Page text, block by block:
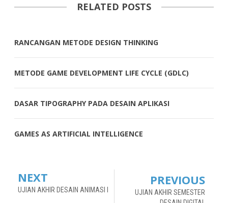
RELATED POSTS
RANCANGAN METODE DESIGN THINKING
METODE GAME DEVELOPMENT LIFE CYCLE (GDLC)
DASAR TIPOGRAPHY PADA DESAIN APLIKASI
GAMES AS ARTIFICIAL INTELLIGENCE
NEXT
UJIAN AKHIR DESAIN ANIMASI I
PREVIOUS
UJIAN AKHIR SEMESTER